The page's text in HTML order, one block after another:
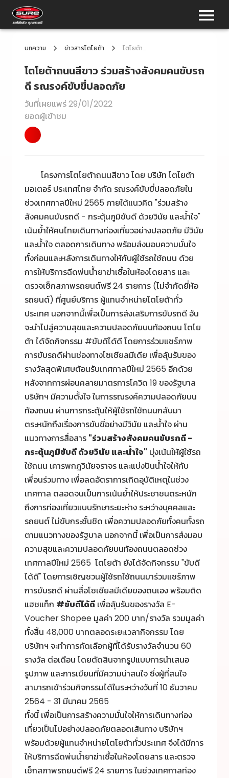
บทความ ข่าวสารโตโยต้า โตโยต้าถนนสีขาว ร่วมสร้างสังคมคนขับรถดี รณรงค์ขับขี่ปลอดภัย
โตโยต้าถนนสีขาว ร่วมสร้างสังคมคนขับรถ
ดี รณรงค์ขับขี่ปลอดภัย
วันที่เผยแพร่29/01/2022
ยอดผู้เข้าชม
โครงการโตโยต้าถนนสีขาว โดย บริษัท โตโยต้า
มอเตอร์ ประเทศไทย จำกัด รณรงค์ขับขี่ปลอดภัยใน
ช่วงเทศกาลปีใหม่ 2565 ภายใต้แนวคิด "ร่วมสร้าง
สังคมคนขับรถดี - กระตุ้นภูมิขับดี ด้วยวินัย และน้ำใจ"
เน้นย้ำให้คนไทยเดินทางท่องเที่ยวอย่างปลอดภัย มีวินัย
และน้ำใจ ตลอดการเดินทาง พร้อมส่งมอบความมั่นใจ
ทั้งก่อนและหลังการเดินทางให้กับผู้ใช้รถใช้ถนน ด้วย
การให้บริการฉีดพ่นน้ำยาฆ่าเชื้อในห้องโดยสาร และ
ตรวจเช็กสภาพรถยนต์ฟรี 24 รายการ (ไม่จำกัดยี่ห้อ
รถยนต์) ที่ศูนย์บริการ ผู้แทนจำหน่ายโตโยต้าทั่ว
ประเทศ นอกจากนี้เพื่อเป็นการส่งเสริมการขับรถดี อัน
จะนำไปสู่ความสุขและความปลอดภัยบนท้องถนน โตโย
ต้า ได้จัดกิจกรรม #ขับดีได้ดี โดยการร่วมแชร์ภาพ
การขับรถดีผ่านช่องทางโซเชียลมีเดีย เพื่อลุ้นรับของ
รางวัลสุดพิเศษต้อนรับเทศกาลปีใหม่ 2565 อีกด้วย
หลังจากการผ่อนคลายมาตรการโควิด 19 ของรัฐบาล
บริษัทฯ มีความตั้งใจ ในการรณรงค์ความปลอดภัยบน
ท้องถนน ผ่านการกระตุ้นให้ผู้ใช้รถใช้ถนนกลับมา
ตระหนักถึงเรื่องการขับขี่อย่างมีวินัย และน้ำใจ ผ่าน
แนวทางการสื่อสาร "ร่วมสร้างสังคมคนขับรถดี -
กระตุ้นภูมิขับดี ด้วยวินัย และน้ำใจ" มุ่งเน้นให้ผู้ใช้รถ
ใช้ถนน เคารพกฎวินัยจราจร และแบ่งปันน้ำใจให้กับ
เพื่อนร่วมทาง เพื่อลดอัตราการเกิดอุบัติเหตุในช่วง
เทศกาล ตลอดจนเป็นการเน้นย้ำให้ประชาชนตระหนัก
ถึงการท่องเที่ยวแบบรักษาระยะห่าง ระหว่างบุคคลและ
รถยนต์ ไม่ขับกระชั้นชิด เพื่อความปลอดภัยทั้งคนทั้งรถ
ตามแนวทางของรัฐบาล นอกจากนี้ เพื่อเป็นการส่งมอบ
ความสุขและความปลอดภัยบนท้องถนนตลอดช่วง
เทศกาลปีใหม่ 2565 โตโยต้า ยังได้จัดกิจกรรม "ขับดี
ได้ดี" โดยการเชิญชวนผู้ใช้รถใช้ถนนมาร่วมแชร์ภาพ
การขับรถดี ผ่านสื่อโซเชียลมีเดียของตนเอง พร้อมติด
แฮชแท็ก #ขับดีได้ดี เพื่อลุ้นรับของรางวัล E-
Voucher Shopee มูลค่า 200 บาท/รางวัล รวมมูลค่า
ทั้งสิ้น 48,000 บาทตลอดระยะเวลากิจกรรม โดย
บริษัทฯ จะทำการคัดเลือกผู้ที่ได้รับรางวัลจำนวน 60
รางวัล ต่อเดือน โดยตัดสินจากรูปแบบการนำเสนอ
รูปภาพ และการเขียนที่มีความน่าสนใจ ซึ่งผู้ที่สนใจ
สามารถเข้าร่วมกิจกรรมได้ในระหว่างวันที่ 10 ธันวาคม
2564 - 31 มีนาคม 2565
ทั้งนี้ เพื่อเป็นการสร้างความมั่นใจให้การเดินทางท่อง
เที่ยวเป็นไปอย่างปลอดภัยตลอดเส้นทาง บริษัทฯ
พร้อมด้วยผู้แทนจำหน่ายโตโยต้าทั่วประเทศ จึงได้มีการ
ให้บริการฉีดพ่นน้ำยาฆ่าเชื้อในห้องโดยสาร และตรวจ
เช็กสภาพรถยนต์ฟรี 24 รายการ ในช่วงเทศกาลท่อง